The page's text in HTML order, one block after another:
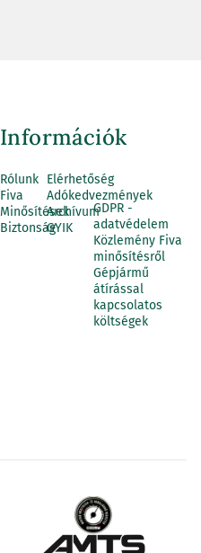
Információk
Rólunk
Fiva
Minősítések
Biztonság
Elérhetőség
Adókedvezmények
Archívum
GYIK
GDPR -
adatvédelem
Közlemény Fiva
minősítésről
Gépjármű
átírással
kapcsolatos
költségek